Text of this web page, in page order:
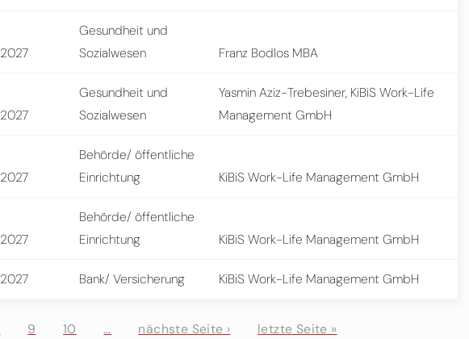
2027
Gesundheit und
Sozialwesen
Franz Bodlos MBA
2027
Gesundheit und
Sozialwesen
Yasmin Aziz-Trebesiner, KiBiS Work-Life
Management GmbH
2027
Behörde/ öffentliche
Einrichtung
KiBiS Work-Life Management GmbH
2027
Behörde/ öffentliche
Einrichtung
KiBiS Work-Life Management GmbH
2027 Bank/ Versicherung KiBiS Work-Life Management GmbH
9 10 … nächste Seite › letzte Seite »